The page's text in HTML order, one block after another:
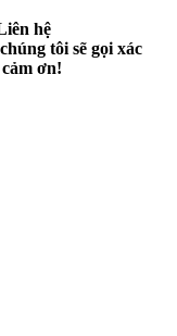
hệ
tôi sẽ gọi xác
ơn!